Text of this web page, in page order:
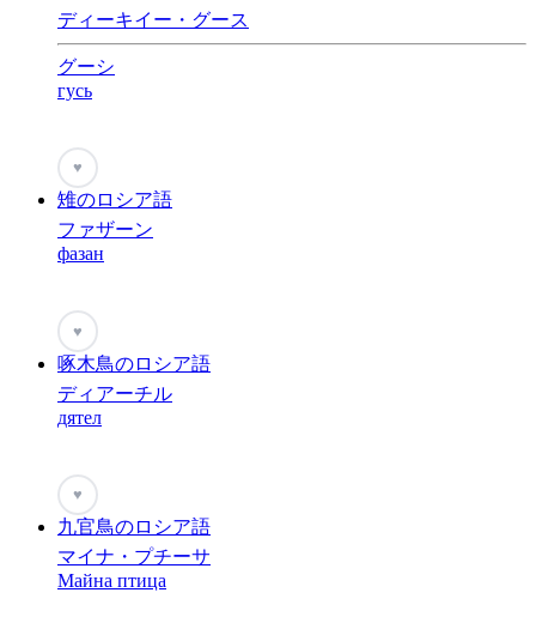
ディーキイー・グース
グーシ
гусь
♥
雉のロシア語
ファザーン
фазан
♥
啄木鳥のロシア語
ディアーチル
дятел
♥
九官鳥のロシア語
マイナ・プチーサ
Майна птица